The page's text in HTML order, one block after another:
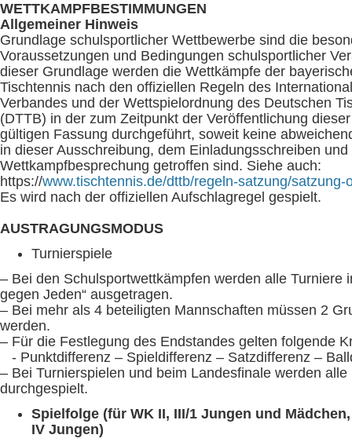
WETTKAMPFBESTIMMUNGEN
Allgemeiner Hinweis
Grundlage schulsportlicher Wettbewerbe sind die
Voraussetzungen und Bedingungen schulsportlicher
dieser Grundlage werden die Wettkämpfe der
Tischtennis nach den offiziellen Regeln des
Verbandes und der Wettspielordnung des Deutschen
(DTTB) in der zum Zeitpunkt der Veröffentlichung
gültigen Fassung durchgeführt, soweit keine
in dieser Ausschreibung, dem Einladungsschreiben und
Wettkampfbesprechung getroffen sind. Siehe auch:
https://www.tischtennis.de/dttb/regeln-satzung/satzung-
Es wird nach der offiziellen Aufschlagregel gespielt.
AUSTRAGUNGSMODUS
Turnierspiele
– Bei den Schulsportwettkämpfen werden alle Turniere
gegen Jeden“ ausgetragen.
– Bei mehr als 4 beteiligten Mannschaften müssen 2
werden.
– Für die Festlegung des Endstandes gelten folgende
- Punktdifferenz – Spieldifferenz – Satzdifferenz –
– Bei Turnierspielen und beim Landesfinale werden
durchgespielt.
Spielfolge (für WK II, III/1 Jungen und
IV Jungen)